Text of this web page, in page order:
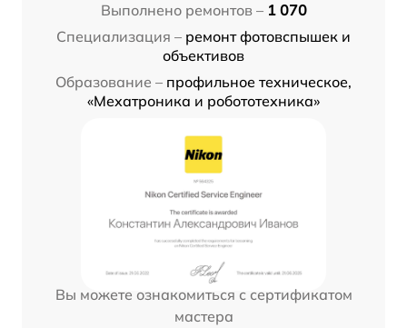
Выполнено ремонтов – 1 070
Специализация – ремонт фотовспышек и
объективов
Образование – профильное техническое,
«Мехатроника и робототехника»
Вы можете ознакомиться с сертификатом
мастера